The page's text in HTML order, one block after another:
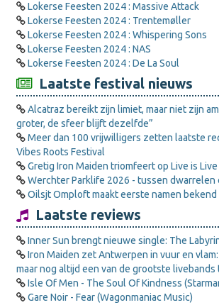
Lokerse Feesten 2024 : Massive Attack
Lokerse Feesten 2024 : Trentemøller
Lokerse Feesten 2024 : Whispering Sons
Lokerse Feesten 2024 : NAS
Lokerse Feesten 2024 : De La Soul
Laatste festival nieuws
Alcatraz bereikt zijn limiet, maar niet zijn
groter, de sfeer blijft dezelfde”
Meer dan 100 vrijwilligers zetten laatste
Vibes Roots Festival
Gretig Iron Maiden triomfeert op Live is Live
Werchter Parklife 2026 - tussen dwarrelen
Oilsjt Omploft maakt eerste namen bekend
Laatste reviews
Inner Sun brengt nieuwe single: The
Iron Maiden zet Antwerpen in vuur en
maar nog altijd een van de grootste livebands
Isle Of Men - The Soul Of Kindness
Gare Noir - Fear (Wagonmaniac Music)